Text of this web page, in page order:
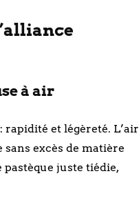
à air
et légèreté. L’air
excès de matière
juste tiédie,